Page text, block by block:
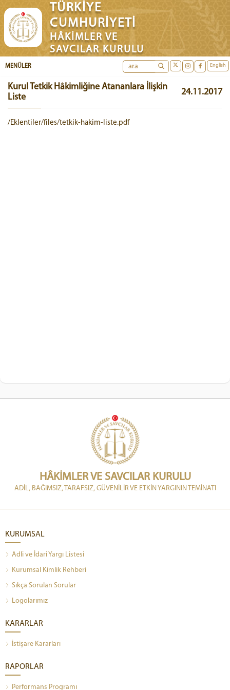
TÜRKİYE
CUMHURİYETİ
HÂKİMLER VE
SAVCILAR KURULU
English
MENÜLER
Kurul Tetkik Hâkimliğine Atananlara İlişkin
Liste
24.11.2017
/Eklentiler/files/tetkik-hakim-liste.pdf
HÂKİMLER VE SAVCILAR KURULU
ADİL, BAĞIMSIZ, TARAFSIZ, GÜVENİLİR VE ETKİN YARGININ TEMİNATI
KURUMSAL
Adli ve İdari Yargı Listesi
Kurumsal Kimlik Rehberi
Sıkça Sorulan Sorular
Logolarımız
KARARLAR
İstişare Kararları
RAPORLAR
Performans Programı